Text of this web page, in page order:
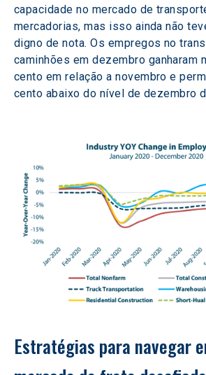
capacidade no mercado de
mercadorias, mas isso ainda não
digno de nota. Os empregos no
caminhões em dezembro ganharam
cento em relação a novembro e
cento abaixo do nível de dezembro
Estratégias para navegar